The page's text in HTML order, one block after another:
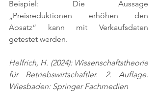
Beispiel: Die Aussage
„Preisreduktionen erhöhen den
Absatz“ kann mit Verkaufsdaten
getestet werden.
Helfrich, H. (2024): Wissenschaftstheorie
für Betriebswirtschaftler. 2. Auflage.
Wiesbaden: Springer Fachmedien